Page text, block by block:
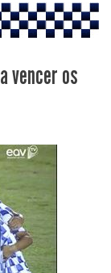
vencer os